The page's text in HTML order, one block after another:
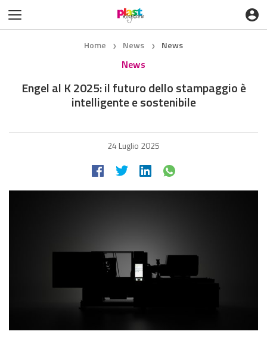
Home ❯ News ❯ News
News
Engel al K 2025: il futuro dello stampaggio è
intelligente e sostenibile
24 Luglio 2025